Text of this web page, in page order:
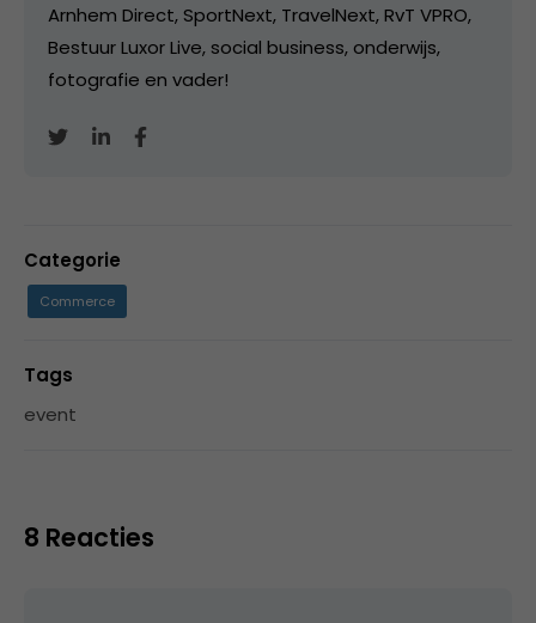
Arnhem Direct, SportNext, TravelNext, RvT VPRO,
Bestuur Luxor Live, social business, onderwijs,
fotografie en vader!
Categorie
Commerce
Tags
event
8 Reacties